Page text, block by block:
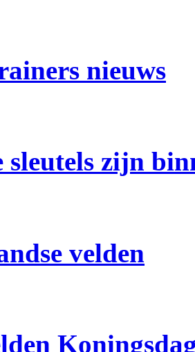
nieuws
sleutels zijn
velden